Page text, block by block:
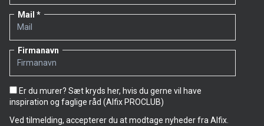
Mail
Firmanavn
Er du murer? Sæt kryds her, hvis du gerne vil have
inspiration og faglige råd (Alfix PROCLUB)
Ved tilmelding, accepterer du at modtage nyheder fra Alfix.